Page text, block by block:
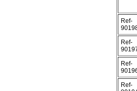
Ref-
Ref-
Ref-
Ref-